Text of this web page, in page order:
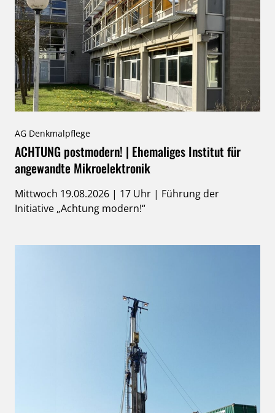
AG Denkmalpflege
ACHTUNG postmodern! | Ehemaliges Institut für
angewandte Mikroelektronik
Mittwoch 19.08.2026 | 17 Uhr | Führung der
Initiative „Achtung modern!“